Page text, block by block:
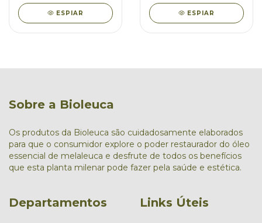
ESPIAR ESPIAR
Sobre a Bioleuca
Os produtos da Bioleuca são cuidadosamente elaborados
para que o consumidor explore o poder restaurador do óleo
essencial de melaleuca e desfrute de todos os benefícios
que esta planta milenar pode fazer pela saúde e estética.
Departamentos Links Úteis